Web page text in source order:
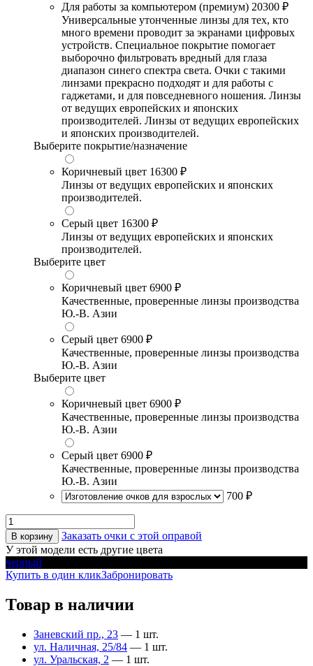
Для работы за компьютером (премиум) 20300 ₽
Универсальные утонченные линзы для тех, кто
много времени проводит за экранами цифровых
устройств. Специальное покрытие помогает
выборочно фильтровать вредный для глаза
диапазон синего спектра света. Очки с такими
линзами прекрасно подходят и для работы с
гаджетами, и для повседневного ношения. Линзы
от ведущих европейских и японских
производителей. Линзы от ведущих европейских
и японских производителей.
Выберите покрытие/назначение
Коричневый цвет 16300 ₽
Линзы от ведущих европейских и японских
производителей.
Серый цвет 16300 ₽
Линзы от ведущих европейских и японских
производителей.
Выберите цвет
Коричневый цвет 6900 ₽
Качественные, проверенные линзы производства
Ю.-В. Азии
Серый цвет 6900 ₽
Качественные, проверенные линзы производства
Ю.-В. Азии
Выберите цвет
Коричневый цвет 6900 ₽
Качественные, проверенные линзы производства
Ю.-В. Азии
Серый цвет 6900 ₽
Качественные, проверенные линзы производства
Ю.-В. Азии
700 ₽
В корзину
Заказать очки с этой оправой
У этой модели есть другие цвета
черный
Купить в один кликЗабронировать
Товар в наличии
Заневский пр., 23 — 1 шт.
ул. Наличная, 25/84 — 1 шт.
ул. Уральская, 2 — 1 шт.